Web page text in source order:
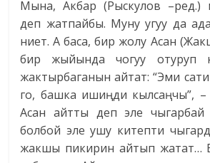
Мына, Акбар (Рыскулов –ред.)
деп жатпайбы. Муну угуу да
ниет. А баса, бир жолу Асан
бир жыйында чогуу отуруп
жактырбаганын айтат: “Эми
го, башка ишиңди кылсаңчы”, –
Асан айтты деп эле
болбой эле ушу китепти
жакшы пикирин айтып жатат…